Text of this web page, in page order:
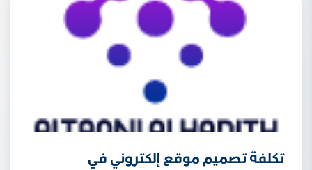
تكلفة تصميم موقع إلكتروني في